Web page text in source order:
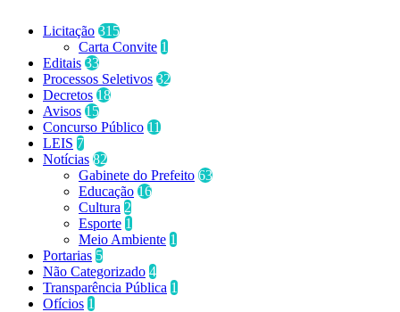
Licitação 315
Carta Convite 1
Editais 33
Processos Seletivos 32
Decretos 18
Avisos 15
Concurso Público 11
LEIS 7
Notícias 82
Gabinete do Prefeito 63
Educação 16
Cultura 2
Esporte 1
Meio Ambiente 1
Portarias 5
Não Categorizado 4
Transparência Pública 1
Ofícios 1